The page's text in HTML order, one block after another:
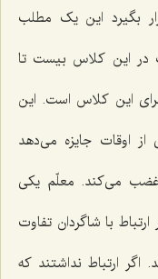
بگیرد این یک مطلب
این کلاس بیست تا
این کلاس است. این
اوقات جایزه می‌دهد
غضب می‌کند. معلّم یکی
با شاگردان تفاوت
اگر ارتباط نداشتند که